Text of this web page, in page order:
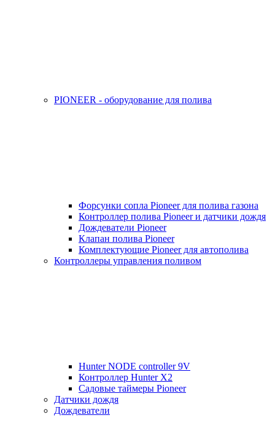
PIONEER - оборудование для полива
Форсунки сопла Pioneer для полива газона
Контроллер полива Pioneer и датчики дождя
Дождеватели Pioneer
Клапан полива Pioneer
Комплектующие Pioneer для автополива
Контроллеры управления поливом
Hunter NODE controller 9V
Контроллер Hunter X2
Садовые таймеры Pioneer
Датчики дождя
Дождеватели